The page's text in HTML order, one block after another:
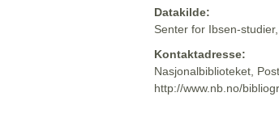
Datakilde:
Senter for Ibsen-
Kontaktadresse:
Nasjonalbiblioteket,
http://www.nb.no/